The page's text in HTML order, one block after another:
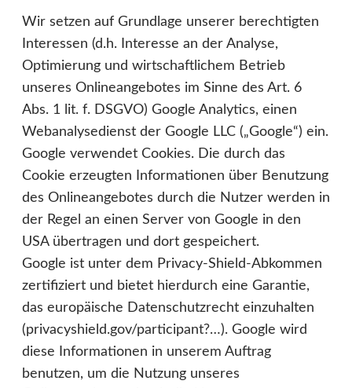
Wir setzen auf Grundlage unserer berechtigten
Interessen (d.h. Interesse an der Analyse,
Optimierung und wirtschaftlichem Betrieb
unseres Onlineangebotes im Sinne des Art. 6
Abs. 1 lit. f. DSGVO) Google Analytics, einen
Webanalysedienst der Google LLC („Google“) ein.
Google verwendet Cookies. Die durch das
Cookie erzeugten Informationen über Benutzung
des Onlineangebotes durch die Nutzer werden in
der Regel an einen Server von Google in den
USA übertragen und dort gespeichert.
Google ist unter dem Privacy-Shield-Abkommen
zertifiziert und bietet hierdurch eine Garantie,
das europäische Datenschutzrecht einzuhalten
(privacyshield.gov/participant?…). Google wird
diese Informationen in unserem Auftrag
benutzen, um die Nutzung unseres